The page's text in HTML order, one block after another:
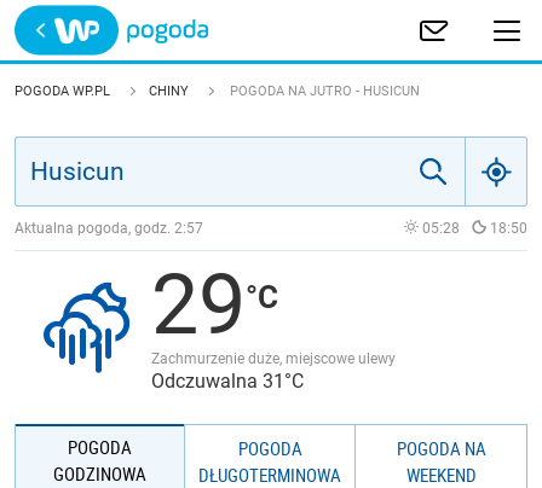
Trwa ładowanie
POLSKA
JAKOŚĆ POWIETRZA
POGODA WP.PL CHINY POGODA NA JUTRO - HUSICUN
Aktualna pogoda, godz. 2:57 05:28 18:50
29
Zachmurzenie duże, miejscowe ulewy
Odczuwalna 31°C
POGODA
GODZINOWA
POGODA
DŁUGOTERMINOWA
POGODA NA
WEEKEND